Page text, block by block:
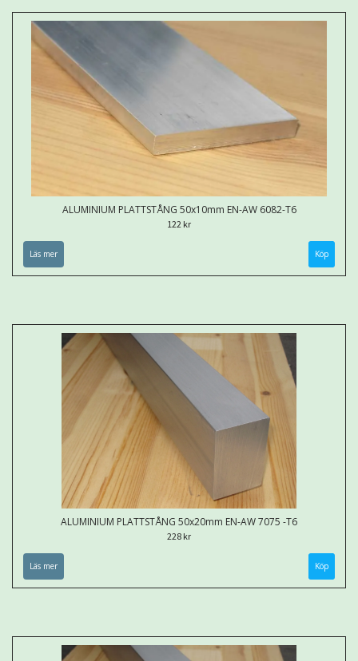
ALUMINIUM PLATTSTÅNG 50x10mm EN-AW 6082-T6
122 kr
Läs mer Köp
ALUMINIUM PLATTSTÅNG 50x20mm EN-AW 7075 -T6
228 kr
Läs mer Köp